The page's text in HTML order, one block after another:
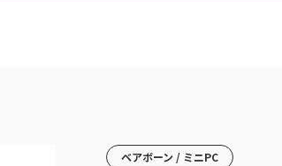
ベアボーン / ミニPC